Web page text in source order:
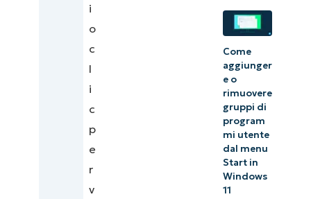
i
o
c
l
i
c
p
e
r
v
Come
aggiunger
e o
rimuovere
gruppi di
program
mi utente
dal menu
Start in
Windows
11